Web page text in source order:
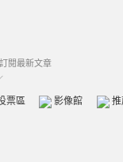
訂閱最新文章
票區 影像館